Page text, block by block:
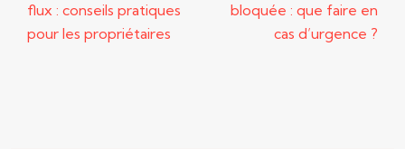
flux : conseils pratiques
pour les propriétaires
bloquée : que faire en
cas d’urgence ?